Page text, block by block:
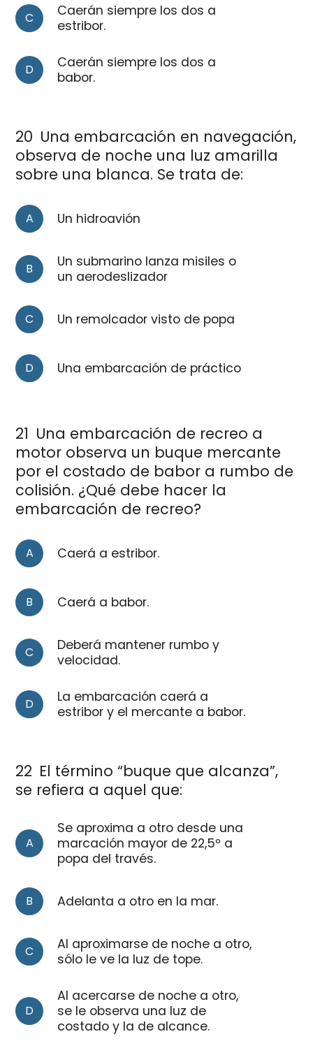
C
Caerán siempre los dos a
estribor.
D
Caerán siempre los dos a
babor.
20 Una embarcación en navegación,
observa de noche una luz amarilla
sobre una blanca. Se trata de:
A Un hidroavión
B
Un submarino lanza misiles o
un aerodeslizador
C Un remolcador visto de popa
D Una embarcación de práctico
21 Una embarcación de recreo a
motor observa un buque mercante
por el costado de babor a rumbo de
colisión. ¿Qué debe hacer la
embarcación de recreo?
A Caerá a estribor.
B Caerá a babor.
C
Deberá mantener rumbo y
velocidad.
D
La embarcación caerá a
estribor y el mercante a babor.
22 El término “buque que alcanza”,
se refiera a aquel que:
A
Se aproxima a otro desde una
marcación mayor de 22,5º a
popa del través.
B Adelanta a otro en la mar.
C
Al aproximarse de noche a otro,
sólo le ve la luz de tope.
D
Al acercarse de noche a otro,
se le observa una luz de
costado y la de alcance.